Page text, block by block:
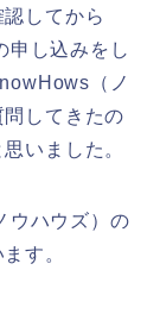
してから
申し込みをし
（ノ
してきたの
いました。
ウハウズ）の
す。